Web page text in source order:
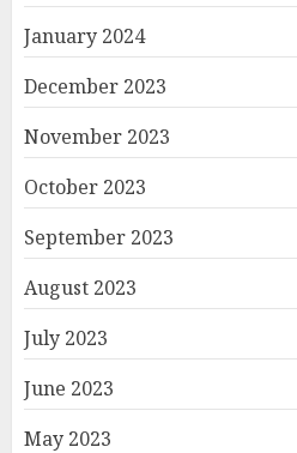
January 2024
December 2023
November 2023
October 2023
September 2023
August 2023
July 2023
June 2023
May 2023